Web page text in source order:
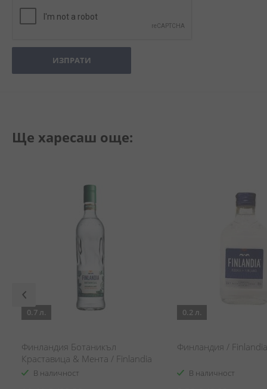
ИЗПРАТИ
Ще харесаш още:
0.7 л.
Финландия Ботаникъл
Краставица & Мента / Finlandia
Botanical Cucumber & Mint
В наличност
0.2 л.
Финландия / Finlandia
В наличност